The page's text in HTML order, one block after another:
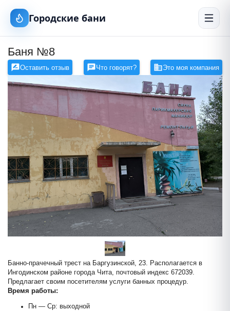
Городские бани
Баня №8
Оставить отзыв Что говорят? Это моя компания
Банно-прачечный трест на Баргузинской, 23. Располагается в
Ингодинском районе города Чита, почтовый индекс 672039.
Предлагает своим посетителям услуги банных процедур.
Время работы:
Пн — Ср: выходной
№3